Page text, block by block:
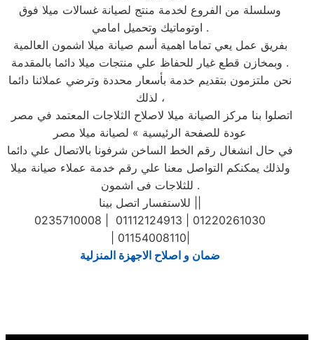
وسلسلة من الفروع لخدمة منتج لصيانة غسالات ميلا فوق
اوتوماتيك وتحميل امامي .
بفريق عمل يعي تماما اهمية أسم صيانة ميلا اشمون العالمية
وبمخازن قطع غيار للحفاظ علي منتجات ميلا دائما بالمقدمة .
نحن ملتزمون بتقديم خدمة بأسعار محددة وترضي عملائنا دائما
لذلك ،
عودة للصفحة الرئيسية » لصيانة ميلا مصر
في حال انشغال رقم الخط الساخن شرفونا بالاتصال علي دائما
ولذلك يمكنكم التواصل معنا علي رقم خدمة عملاء صيانة ميلا
للثلاجات فى اشمون .
0235710008 | 01112124913 | 01220261030
| 01154008110|
ضمان و اصلاح الاجهزة المنزلية